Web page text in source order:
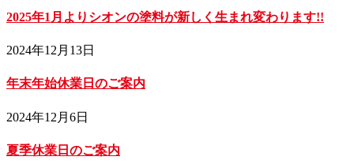
2025年1月よりシオンの塗料が新しく生まれ変わります!!
2024年12月13日
年末年始休業日のご案内
2024年12月6日
夏季休業日のご案内